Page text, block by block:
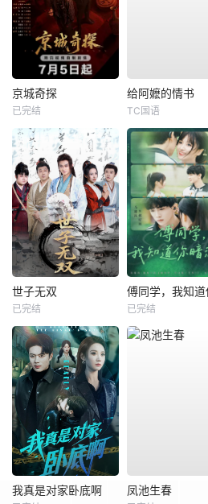
京城奇探
已完结
给阿嬷的情书
TC国语
世子无双
已完结 已完结
我真是对家卧底啊 凤池生春